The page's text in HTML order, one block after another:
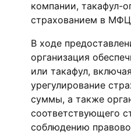
компании, такафул-
страхованием в
В ходе
организация
или такафул,
урегулирование
суммы, а также
соответствующего
соблюдению